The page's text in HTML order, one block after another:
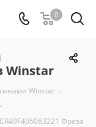
0
Winstar
Winstar -
-
Фреза